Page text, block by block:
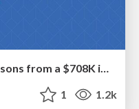
Data-driven link building: lessons from a $708K investment (BrightonSEO talk)
1 1.2k